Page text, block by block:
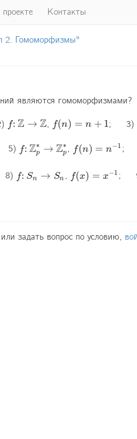
Контакты
2. Гомоморфизмы"
являются гомоморфизмами?
f: Z → Z
f:Z→ Z , f(n) = n + 1
f(n)= n+ 1 ;   3)
5) f: Z∗
p → Z∗
p
f:Zp∗ →Zp∗, f(n) = n−1
f(n)= n−1
8) f: Sn → Sn
f:S n→ Sn , f(x) = x−1
f(x)= x−1 ;
задать вопрос по условию,